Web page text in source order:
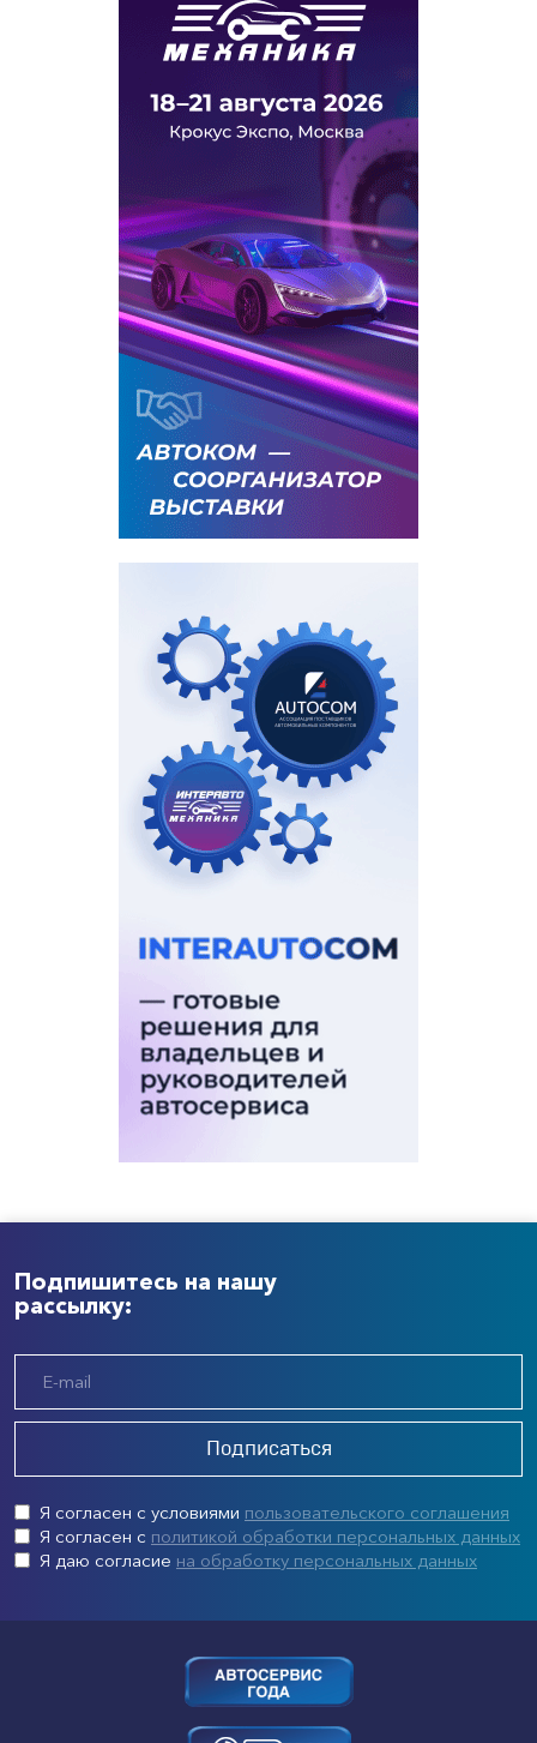
Подпишитесь на нашу
рассылку:
Подписаться
Я согласен с условиями пользовательского соглашения
Я согласен с политикой обработки персональных данных
Я даю согласие на обработку персональных данных